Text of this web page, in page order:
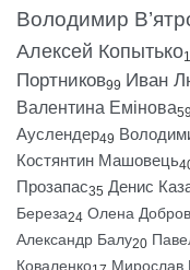
Володимир
Алексей Копытько
Портников99 Иван
Валентина Емінова59
Ауслендер49
Костянтин Машовець
Прозапас35 Денис
Береза24 Олена
Александр Балу20
Коваленко
Мирослав